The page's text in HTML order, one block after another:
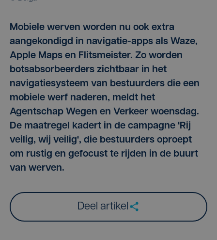
Mobiele werven worden nu ook extra
aangekondigd in navigatie-apps als Waze,
Apple Maps en Flitsmeister. Zo worden
botsabsorbeerders zichtbaar in het
navigatiesysteem van bestuurders die een
mobiele werf naderen, meldt het
Agentschap Wegen en Verkeer woensdag.
De maatregel kadert in de campagne 'Rij
veilig, wij veilig', die bestuurders oproept
om rustig en gefocust te rijden in de buurt
van werven.
Deel artikel